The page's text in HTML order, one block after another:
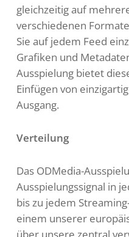
gleichzeitig auf
verschiedenen
Sie auf jedem Feed
Grafiken und
Ausspielung bietet
Einfügen von
Ausgang.
Verteilung
Das ODMedia-
Ausspielungssignal in
bis zu jedem
einem unserer